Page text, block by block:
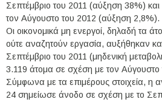
Σεπτέμβριο του 2011 (αύξηση 38%)
τον Αύγουστο του 2012 (αύξηση 2,8%).
Οι οικονομικά μη ενεργοί, δηλαδή τα
ούτε αναζητούν εργασία, αυξήθηκαν
Σεπτέμβριο του 2011 (μηδενική
3.119 άτομα σε σχέση με τον
Σύμφωνα με τα επιμέρους στοιχεία, η
24 σημείωσε άνοδο σε σχέση με το